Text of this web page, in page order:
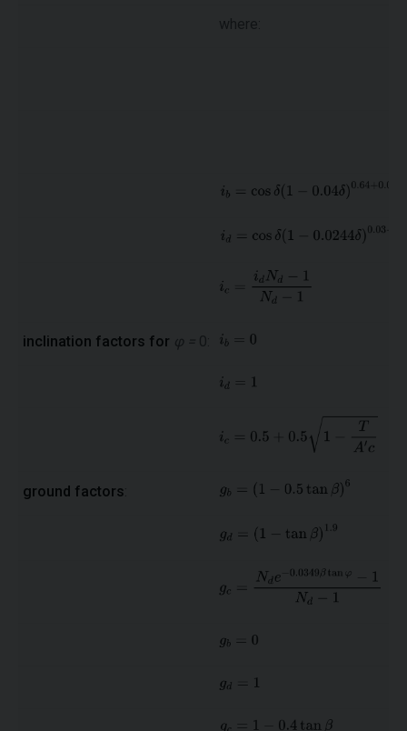
where:
inclination factors for φ = 0:
ground factors